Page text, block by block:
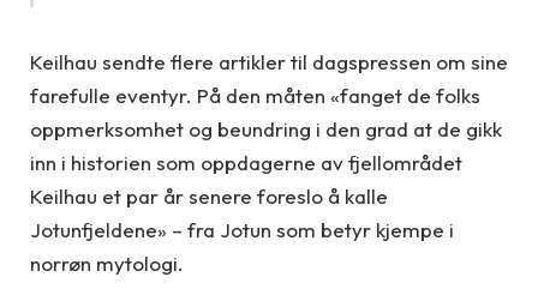
Keilhau sendte flere artikler til dagspressen om sine
farefulle eventyr. På den måten «fanget de folks
oppmerksomhet og beundring i den grad at de gikk
inn i historien som oppdagerne av fjellområdet
Keilhau et par år senere foreslo å kalle
Jotunfjeldene» – fra Jotun som betyr kjempe i
norrøn mytologi.